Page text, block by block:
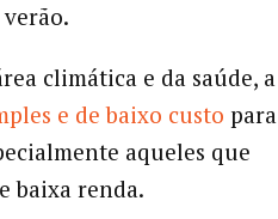
climática e da saúde, a
e de baixo custo para
aqueles que
baixa renda.